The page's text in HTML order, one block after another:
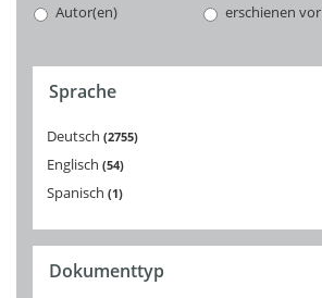
Autor(en)
erschienen vor
Sprache
Deutsch 2755
Englisch 54
Spanisch 1
Dokumenttyp